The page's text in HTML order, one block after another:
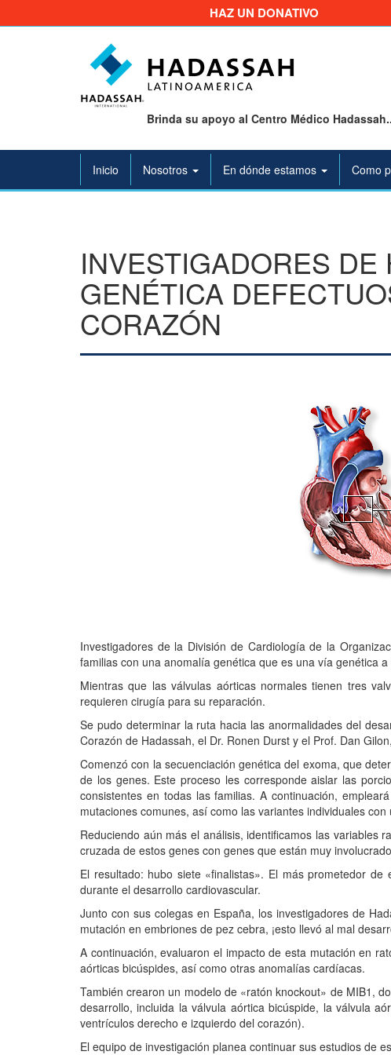
HAZ UN DONATIVO
Brinda su apoyo al Centro Médico
Inicio Nosotros En dónde estamos Como
INVESTIGADORES
GENÉTICA
CORAZÓN
Investigadores de la División de Cardiología de la
familias con una anomalía genética que es una vía genética
Mientras que las válvulas aórticas normales tienen tres
requieren cirugía para su reparación.
Se pudo determinar la ruta hacia las anormalidades del
Corazón de Hadassah, el Dr. Ronen Durst y el Prof. Dan
Comenzó con la secuenciación genética del exoma, que
de los genes. Este proceso les corresponde aislar las
consistentes en todas las familias. A continuación,
mutaciones comunes, así como las variantes individuales
Reduciendo aún más el análisis, identificamos las
cruzada de estos genes con genes que están muy
El resultado: hubo siete «finalistas». El más prometedor
durante el desarrollo cardiovascular.
Junto con sus colegas en España, los investigadores de
mutación en embriones de pez cebra, ¡esto llevó al mal
A continuación, evaluaron el impacto de esta mutación en
aórticas bicúspides, así como otras anomalías cardíacas.
También crearon un modelo de «ratón knockout» de MIB1,
desarrollo, incluida la válvula aórtica bicúspide, la válvula
ventrículos derecho e izquierdo del corazón).
El equipo de investigación planea continuar sus estudios de